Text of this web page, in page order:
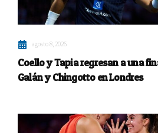
agosto 8, 2026
Coello y Tapia regresan a una
Galán y Chingotto en Londres